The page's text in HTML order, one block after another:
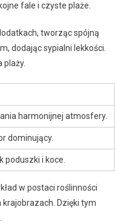
fale i czyste plaże.
tworząc spójną
dodając sypialni lekkości.
plaży.
harmonijnej atmosfery.
dominujący.
poduszki i koce.
w postaci roślinności
Dzięki tym